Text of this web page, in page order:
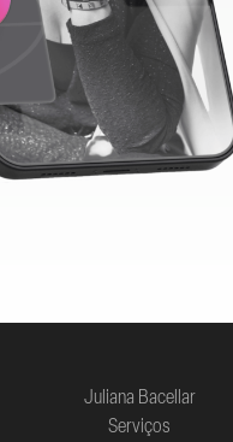
Juliana Bacellar
Serviços